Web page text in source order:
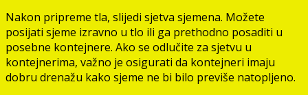
Nakon pripreme tla, slijedi sjetva sjemena. Možete
posijati sjeme izravno u tlo ili ga prethodno posaditi u
posebne kontejnere. Ako se odlučite za sjetvu u
kontejnerima, važno je osigurati da kontejneri imaju
dobru drenažu kako sjeme ne bi bilo previše natopljeno.